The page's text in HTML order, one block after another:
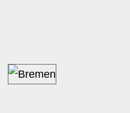
Alle Bewertungen haben
Bewertungen zurzeit